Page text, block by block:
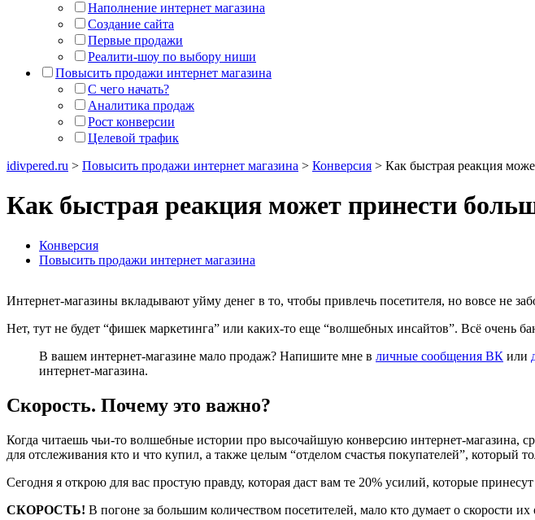
Наполнение интернет магазина
Создание сайта
Первые продажи
Реалити-шоу по выбору ниши
Повысить продажи интернет магазина
С чего начать?
Аналитика продаж
Рост конверсии
Целевой трафик
idivpered.ru > Повысить продажи интернет магазина > Конверсия > Как быстрая реакция
Как быстрая реакция может принести
Конверсия
Повысить продажи интернет магазина
Интернет-магазины вкладывают уйму денег в то, чтобы привлечь посетителя, но вовсе не
Нет, тут не будет “фишек маркетинга” или каких-то еще “волшебных инсайтов”. Всё очень
В вашем интернет-магазине мало продаж? Напишите мне в личные сообщения ВК или
интернет-магазина.
Скорость. Почему это важно?
Когда читаешь чьи-то волшебные истории про высочайшую конверсию интернет-магазина,
для отслеживания кто и что купил, а также целым “отделом счастья покупателей”, который
Сегодня я открою для вас простую правду, которая даст вам те 20% усилий, которые принесут
СКОРОСТЬ! В погоне за большим количеством посетителей, мало кто думает о скорости